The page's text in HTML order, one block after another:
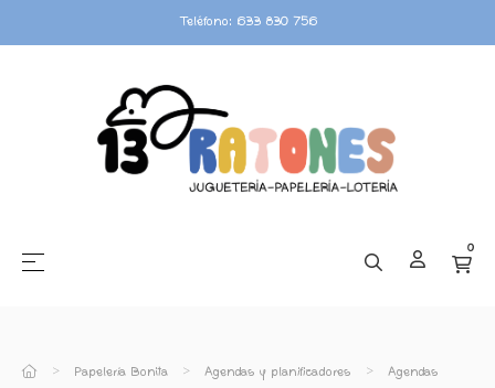
Teléfono: 633 830 756
Navegación de palanca
☰ 0
Papelería Bonita Agendas y planificadores
Agendas